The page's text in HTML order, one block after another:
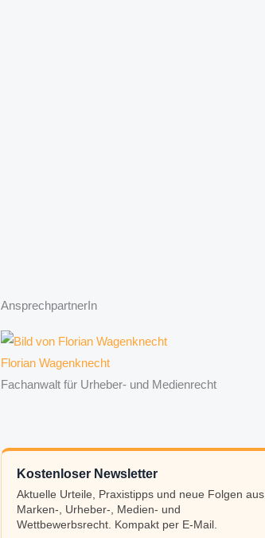
AnsprechpartnerIn
Florian Wagenknecht
Fachanwalt für Urheber- und Medienrecht
Kostenloser Newsletter
Aktuelle Urteile, Praxistipps und neue Folgen aus
Marken-, Urheber-, Medien- und
Wettbewerbsrecht. Kompakt per E-Mail.